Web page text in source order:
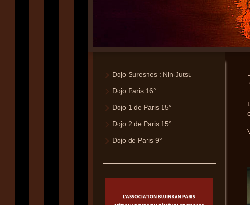
Dojo Suresnes : Nin-Jutsu
Dojo Paris 16°
Dojo 1 de Paris 15°
Dojo 2 de Paris 15°
Dojo de Paris 9°